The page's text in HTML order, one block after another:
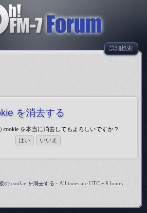
詳細検索
を消去する
cookie を本当に消去してもよろしいですか？
の cookie を消去する • All times are UTC + 9 hours